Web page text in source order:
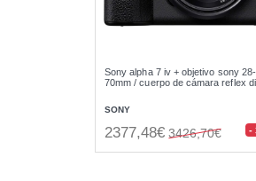
Sony alpha 7 iv + objetivo sony 28-
70mm / cuerpo de cámara reflex
SONY
2377,48€ 3426,70€ -